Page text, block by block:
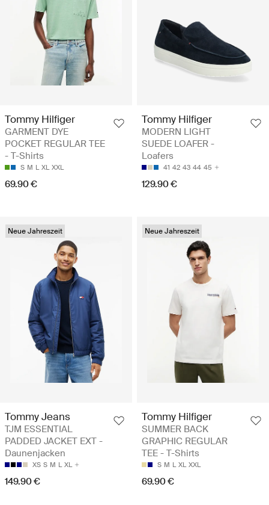
Tommy Hilfiger
GARMENT DYE
POCKET REGULAR TEE
- T-Shirts
S M L XL XXL
69.90 €
Tommy Hilfiger
MODERN LIGHT
SUEDE LOAFER -
Loafers
41 42 43 44 45
129.90 €
Neue Jahreszeit
Tommy Jeans
TJM ESSENTIAL
PADDED JACKET EXT -
Daunenjacken
XS S M L XL
149.90 €
Neue Jahreszeit
Tommy Hilfiger
SUMMER BACK
GRAPHIC REGULAR
TEE - T-Shirts
S M L XL XXL
69.90 €